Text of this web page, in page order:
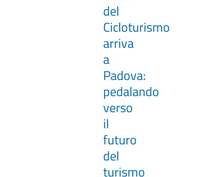
del
Cicloturismo
arriva
a
Padova:
pedalando
verso
il
futuro
del
turismo